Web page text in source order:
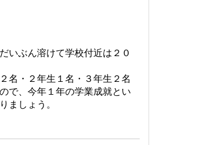
いぶん溶けて学校付近は２０
名・２年生１名・３年生２名
で、今年１年の学業成就とい
ましょう。